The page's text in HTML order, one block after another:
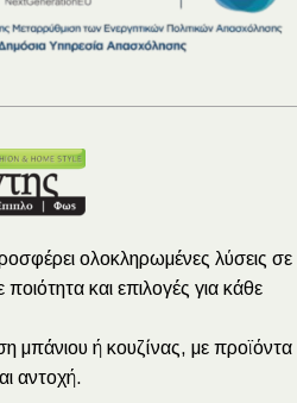
ολοκληρωμένες λύσεις σε
ποιότητα και επιλογές για κάθε
μπάνιου ή κουζίνας, με προϊόντα
αντοχή.